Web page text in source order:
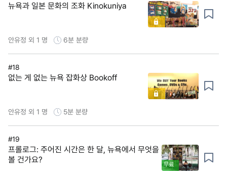
뉴욕과 일본 문화의 조화 Kinokuniya
안유정 외 1 명 6분 분량
#18
없는 게 없는 뉴욕 잡화상 Bookoff
안유정 외 1 명 5분 분량
#19
프롤로그: 주어진 시간은 한 달, 뉴욕에서 무엇을
볼 건가요?
무료